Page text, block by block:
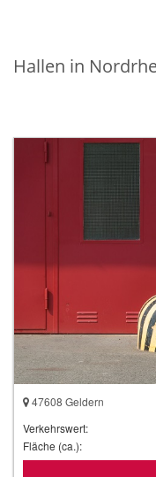
Hallen in
47608 Geldern
Verkehrswert:
Fläche (ca.):